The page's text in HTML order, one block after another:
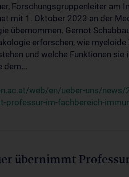
Forschungsgruppenleiter am
mit 1. Oktober 2023 an der
übernommen. Gernot
erforschen, wie
und welche Funktionen sie
dem...
web/en/ueber-uns/
professur-im-fachbereich-
übernimmt